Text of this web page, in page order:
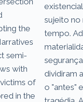
the
semi-
with
of
in the
sujeito no
tempo.
dividiram
o "antes"